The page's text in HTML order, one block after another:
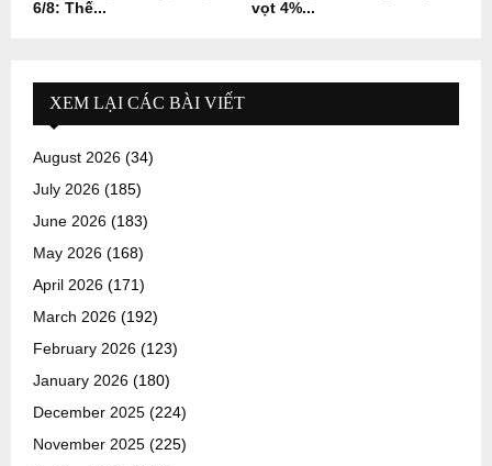
6/8: Thế...
vọt 4%...
XEM LẠI CÁC BÀI VIẾT
August 2026 (34)
July 2026 (185)
June 2026 (183)
May 2026 (168)
April 2026 (171)
March 2026 (192)
February 2026 (123)
January 2026 (180)
December 2025 (224)
November 2025 (225)